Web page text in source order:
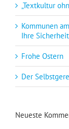
„Textkultur
Kommunen
Ihre
Frohe Ostern
Der
Neueste